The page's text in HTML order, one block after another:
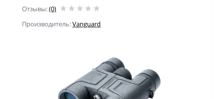
Отзывы:(0)
Производитель:Vanguard